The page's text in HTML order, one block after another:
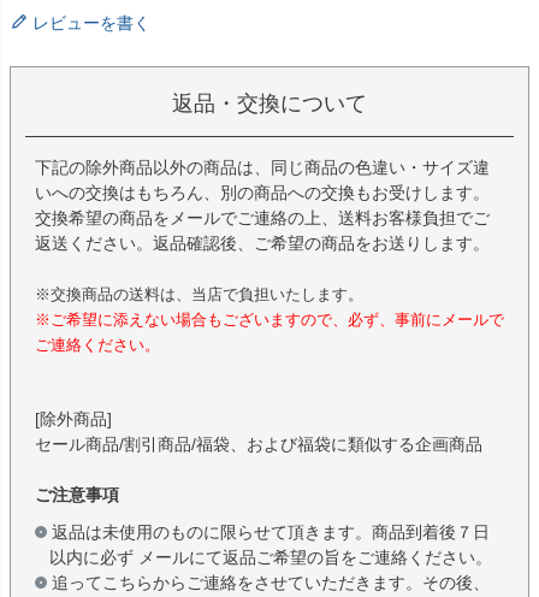
レビューを書く
返品・交換について
下記の除外商品以外の商品は、同じ商品の色違い・サイズ違
いへの交換はもちろん、別の商品への交換もお受けします。
交換希望の商品をメールでご連絡の上、送料お客様負担でご
返送ください。返品確認後、ご希望の商品をお送りします。
※交換商品の送料は、当店で負担いたします。
※ご希望に添えない場合もございますので、必ず、事前にメールで
ご連絡ください。
[除外商品]
セール商品/割引商品/福袋、および福袋に類似する企画商品
ご注意事項
返品は未使用のものに限らせて頂きます。商品到着後７日
以内に必ず メールにて返品ご希望の旨をご連絡ください。
追ってこちらからご連絡をさせていただきます。その後、